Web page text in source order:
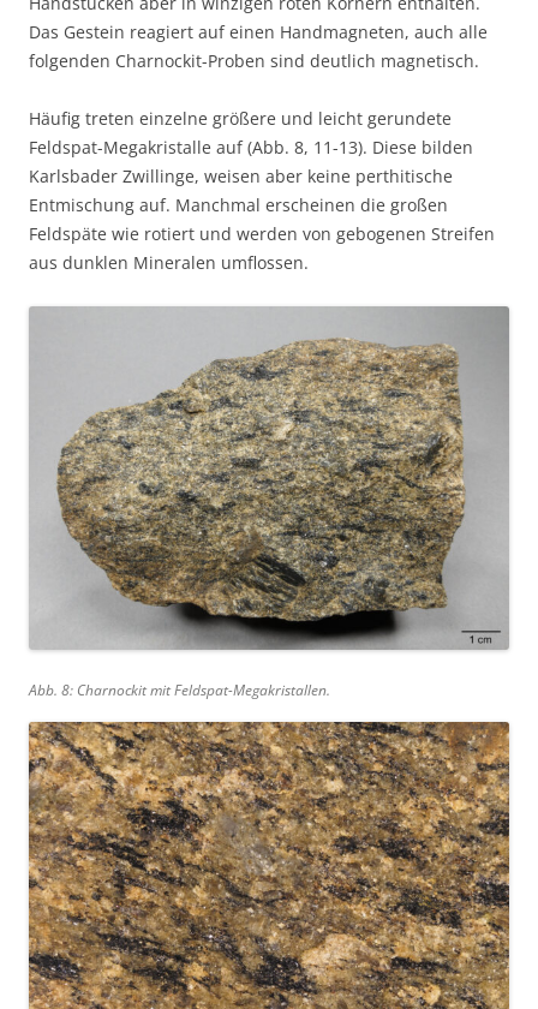
Das Gestein reagiert auf einen Handmagneten, auch alle
folgenden Charnockit-Proben sind deutlich magnetisch.
Häufig treten einzelne größere und leicht gerundete
Feldspat-Megakristalle auf (Abb. 8, 11-13). Diese bilden
Karlsbader Zwillinge, weisen aber keine perthitische
Entmischung auf. Manchmal erscheinen die großen
Feldspäte wie rotiert und werden von gebogenen Streifen
aus dunklen Mineralen umflossen.
Abb. 8: Charnockit mit Feldspat-Megakristallen.